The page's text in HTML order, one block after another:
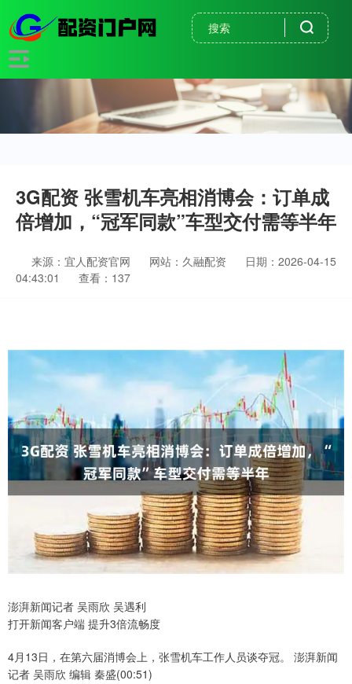
3G配资 张雪机车亮相消博会：订单成
倍增加，“冠军同款”车型交付需等半年
来源：宜人配资官网 网站：久融配资
日期：2026-04-15
04:43:01
查看：137
澎湃新闻记者 吴雨欣 吴遇利
打开新闻客户端 提升3倍流畅度
4月13日，在第六届消博会上，张雪机车工作人员谈夺冠。 澎湃新闻
记者 吴雨欣 编辑 秦盛(00:51)